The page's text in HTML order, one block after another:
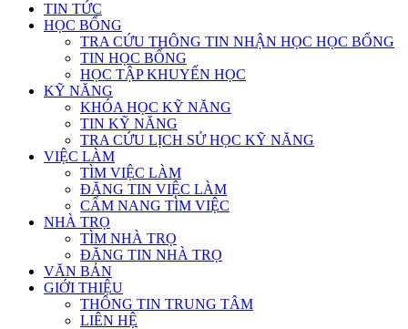
TIN TỨC
HỌC BỔNG
TRA CỨU THÔNG TIN NHẬN HỌC HỌC BỔNG
TIN HỌC BỔNG
HỌC TẬP KHUYẾN HỌC
KỸ NĂNG
KHÓA HỌC KỸ NĂNG
TIN KỸ NĂNG
TRA CỨU LỊCH SỬ HỌC KỸ NĂNG
VIỆC LÀM
TÌM VIỆC LÀM
ĐĂNG TIN VIỆC LÀM
CẨM NANG TÌM VIỆC
NHÀ TRỌ
TÌM NHÀ TRỌ
ĐĂNG TIN NHÀ TRỌ
VĂN BẢN
GIỚI THIỆU
THÔNG TIN TRUNG TÂM
LIÊN HỆ